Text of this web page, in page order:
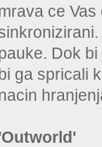
ce
Dok
ga spricali